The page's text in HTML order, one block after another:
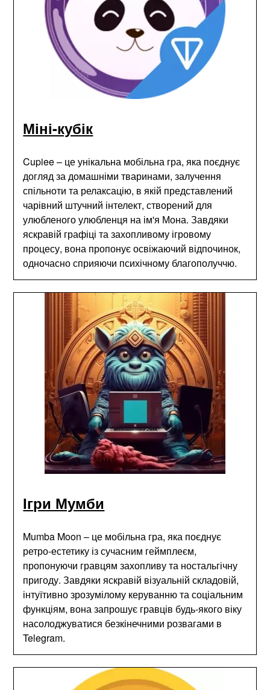
Міні-кубік
Cupiee – це унікальна мобільна гра, яка поєднує
догляд за домашніми тваринами, залучення
спільноти та релаксацію, в якій представлений
чарівний штучний інтелект, створений для
улюбленого улюбленця на ім'я Мона. Завдяки
яскравій графіці та захопливому ігровому
процесу, вона пропонує освіжаючий відпочинок,
одночасно сприяючи психічному благополуччю.
Ігри Мумби
Mumba Moon – це мобільна гра, яка поєднує
ретро-естетику із сучасним геймплеєм,
пропонуючи гравцям захопливу та ностальгічну
пригоду. Завдяки яскравій візуальній складовій,
інтуїтивно зрозумілому керуванню та соціальним
функціям, вона запрошує гравців будь-якого віку
насолоджуватися безкінечними розвагами в
Telegram.